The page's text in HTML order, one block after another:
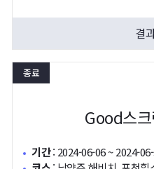
결
종료
Good스
기간: 2024-06-06 ~ 2024-